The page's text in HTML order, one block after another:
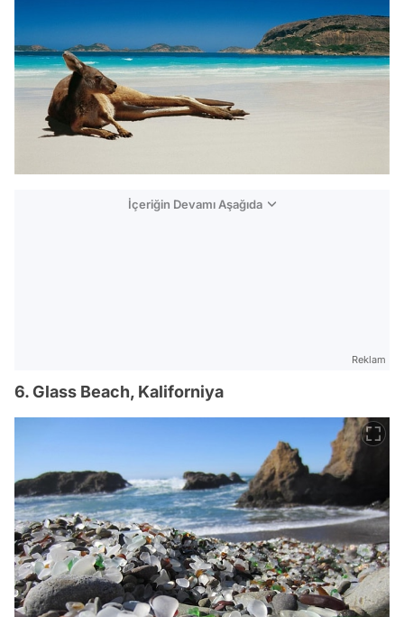
İçeriğin Devamı Aşağıda
Reklam
6. Glass Beach, Kaliforniya